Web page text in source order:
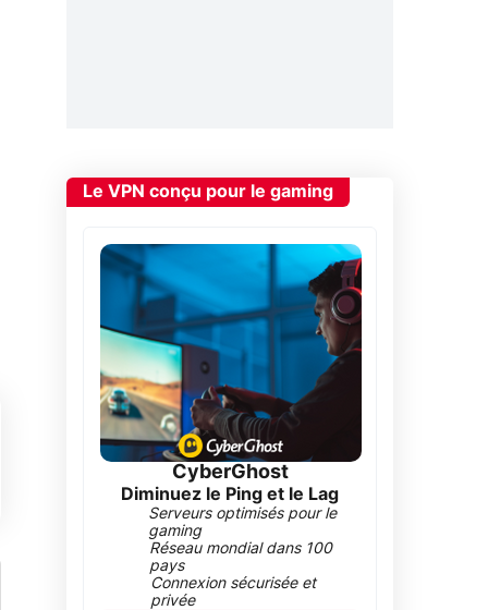
Le VPN conçu pour le gaming
CyberGhost
Diminuez le Ping et le Lag
Serveurs optimisés pour le
gaming
Réseau mondial dans 100
pays
Connexion sécurisée et
privée